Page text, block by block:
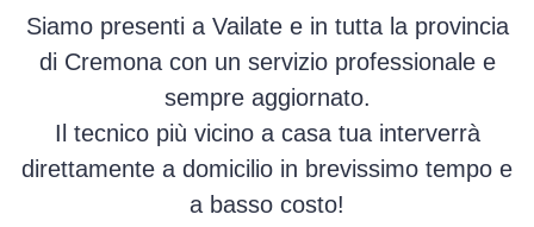
Siamo presenti a Vailate e in tutta la provincia
di Cremona con un servizio professionale e
sempre aggiornato.
Il tecnico più vicino a casa tua interverrà
direttamente a domicilio in brevissimo tempo e
a basso costo!